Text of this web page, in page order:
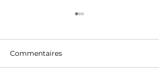
Commentaires